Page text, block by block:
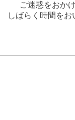
ご迷惑をおか
しばらく時間を